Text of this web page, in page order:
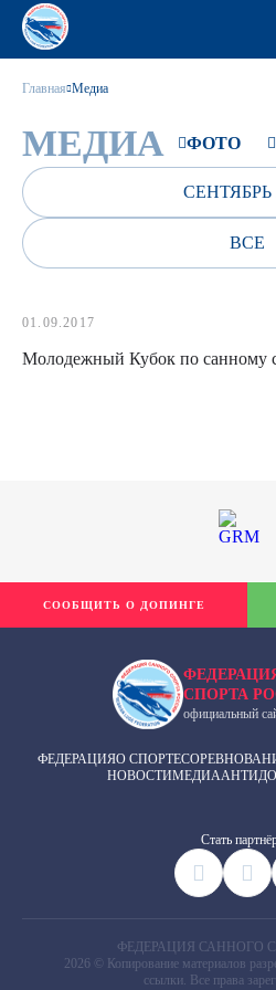
Главная Медиа
МЕДИА ФОТО
СЕНТЯБРЬ
ВСЕ
01.09.2017
Молодежный Кубок по санному
СПОРТА
официальный
ФЕДЕРАЦИЯО СПОРТЕ
НОВОСТИМЕДИА
Cтать
СООБЩИТЬ О ДОПИНГЕ
ФЕДЕРАЦИЯ САННОГО
2026 © Копирование материалов
ссылки. Все права